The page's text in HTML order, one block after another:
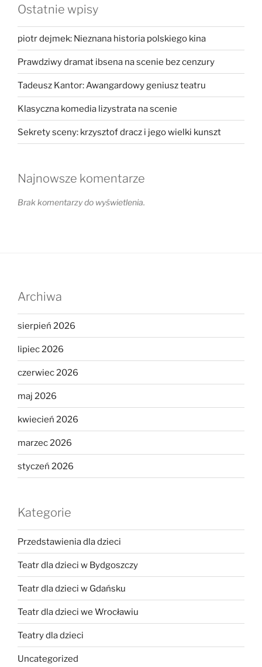
Ostatnie wpisy
piotr dejmek: Nieznana historia polskiego kina
Prawdziwy dramat ibsena na scenie bez cenzury
Tadeusz Kantor: Awangardowy geniusz teatru
Klasyczna komedia lizystrata na scenie
Sekrety sceny: krzysztof dracz i jego wielki kunszt
Najnowsze komentarze
Brak komentarzy do wyświetlenia.
Archiwa
sierpień 2026
lipiec 2026
czerwiec 2026
maj 2026
kwiecień 2026
marzec 2026
styczeń 2026
Kategorie
Przedstawienia dla dzieci
Teatr dla dzieci w Bydgoszczy
Teatr dla dzieci w Gdańsku
Teatr dla dzieci we Wrocławiu
Teatry dla dzieci
Uncategorized